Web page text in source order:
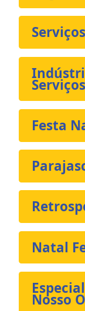
Serviços
Festa
Natal
Nosso